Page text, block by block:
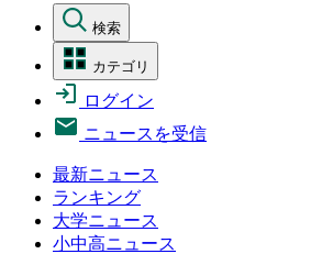
検索
カテゴリ
ログイン
ニュースを受信
最新ニュース
ランキング
大学ニュース
小中高ニュース